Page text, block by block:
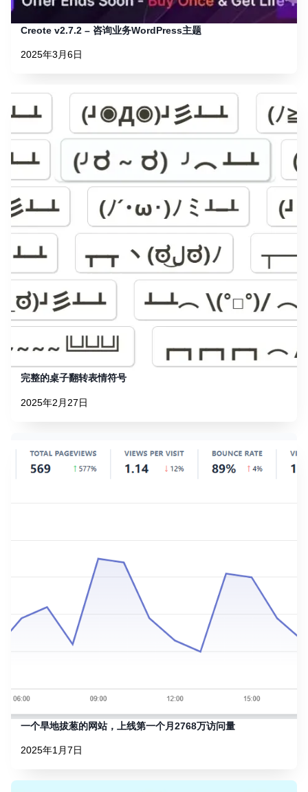
Creote v2.7.2 – 咨询业务WordPress主题
2025年3月6日
完整的桌子翻转表情符号
2025年2月27日
一个旱地拔葱的网站，上线第一个月2768万访问量
2025年1月7日